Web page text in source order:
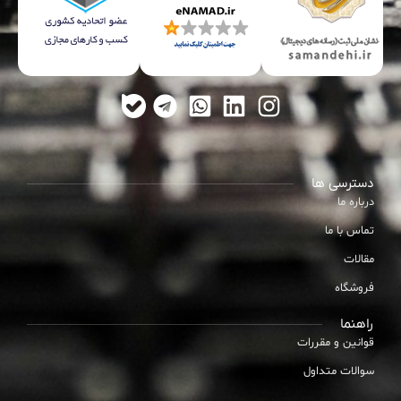
دسترسی ها
درباره ما
تماس با ما
مقالات
فروشگاه
راهنما
قوانین و مقررات
سوالات متداول